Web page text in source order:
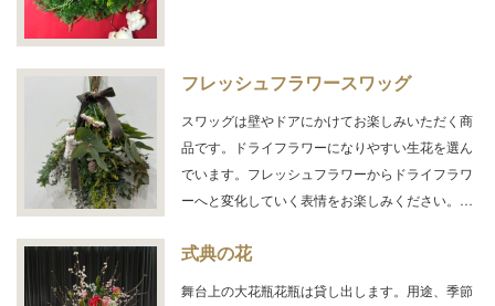
フレッシュフラワースワッグ
スワッグは壁やドアにかけてお楽しみいただく商
品です。ドライフラワーになりやすい生花を選ん
でいます。フレッシュフラワーからドライフラワ
ーへと変化していく表情をお楽しみください。…
式典の花
舞台上の大花瓶花瓶は貸し出します。用途、季節